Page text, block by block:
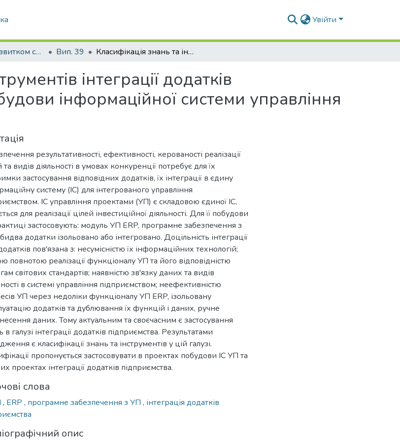
Увійти
Управління розвитком складних систем Вип. 39 Класифікація знань та інструментів інтеграції додатків підприємства з метою побудови інформаційної системи управління проектами
інтеграції додатків
інформаційної системи управління
результативності, ефективності, керованості реалізації
та видів діяльності в умовах конкуренції потребує для їх
застосування відповідних додатків, їх інтеграції в єдину
систему (ІС) для інтегрованого управління
ІС управління проектами (УП) є складовою єдиної ІС,
для реалізації цілей інвестиційної діяльності. Для її побудови
застосовують: модуль УП ERP, програмне забезпечення з
додатки ізольовано або інтегровано. Доцільність інтеграції
пов'язана з: несумісністю їх інформаційних технологій;
повнотою реалізації функціоналу УП та його відповідністю
світових стандартів; наявністю зв'язку даних та видів
в системі управління підприємством; неефективністю
УП через недоліки функціоналу УП ERP, ізольовану
додатків та дублювання їх функцій і даних, ручне
даних. Тому актуальним та своєчасним є застосування
в галузі інтеграції додатків підприємства. Результатами
є класифікації знань та інструментів у цій галузі.
пропонується застосовувати в проектах побудови ІС УП та
проектах інтеграції додатків підприємства.
слова
, ERP , програмне забезпечення з УП , інтеграція додатків
опис